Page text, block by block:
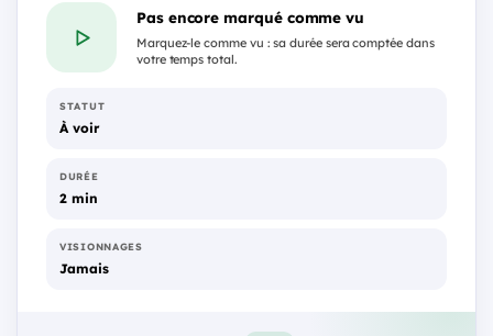
Pas encore marqué comme vu
Marquez-le comme vu : sa durée sera comptée dans
votre temps total.
STATUT
À voir
DURÉE
2 min
VISIONNAGES
Jamais